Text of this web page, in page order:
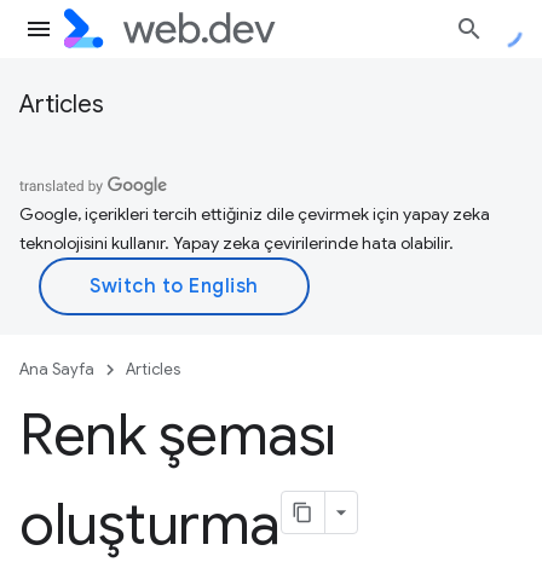
Articles
Google, içerikleri tercih ettiğiniz dile çevirmek için yapay zeka
teknolojisini kullanır. Yapay zeka çevirilerinde hata olabilir.
Ana Sayfa Articles
Renk şeması
oluşturma